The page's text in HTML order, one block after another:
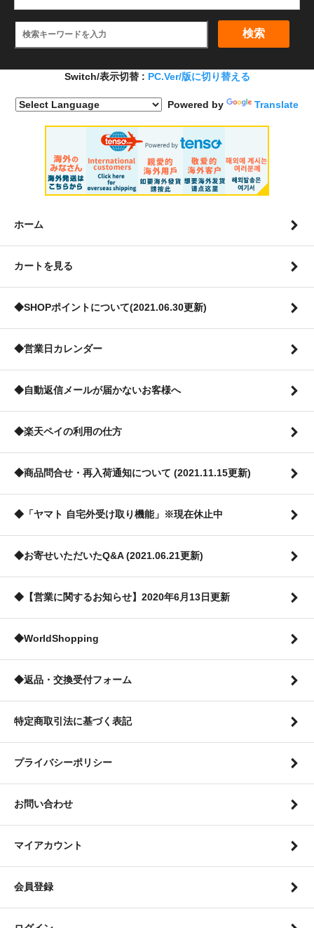
検索
Switch/表示切替 : PC.Ver/版に切り替える
Powered by Translate
ホーム
カートを見る
◆SHOPポイントについて(2021.06.30更新)
◆営業日カレンダー
◆自動返信メールが届かないお客様へ
◆楽天ペイの利用の仕方
◆商品問合せ・再入荷通知について (2021.11.15更新)
◆「ヤマト 自宅外受け取り機能」※現在休止中
◆お寄せいただいたQ&A (2021.06.21更新)
◆【営業に関するお知らせ】2020年6月13日更新
◆WorldShopping
◆返品・交換受付フォーム
特定商取引法に基づく表記
プライバシーポリシー
お問い合わせ
マイアカウント
会員登録